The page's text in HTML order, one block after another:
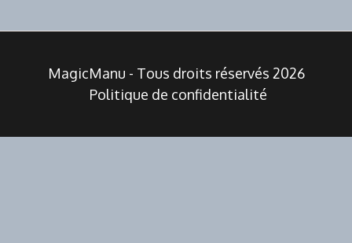
MagicManu - Tous droits réservés 2026
Politique de confidentialité